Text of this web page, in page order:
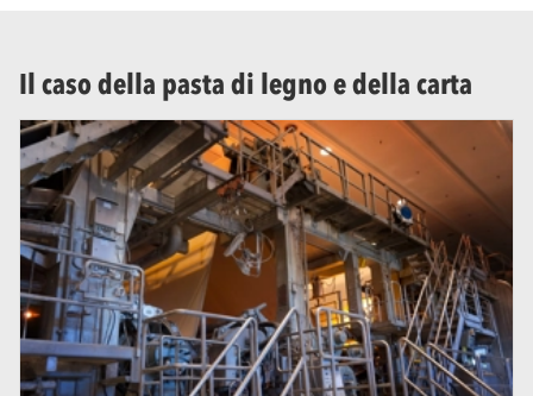
Il caso della pasta di legno e della carta